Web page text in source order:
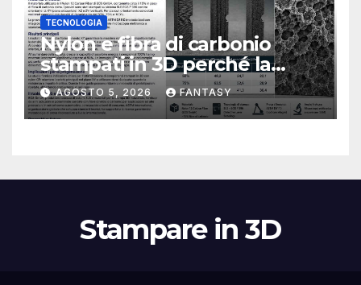
TECNOLOGIA
Nylon e fibra di carbonio
stampati in 3D perché la
resistenza agli urti dipende
dal processo
AGOSTO 5, 2026 FANTASY
Stampare in 3D